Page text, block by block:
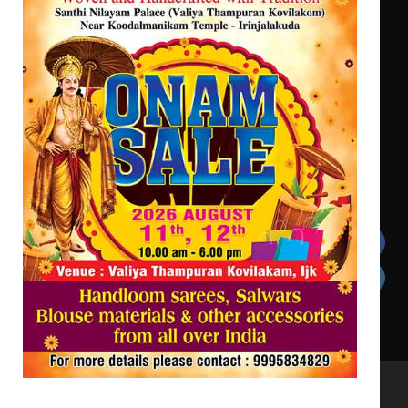
കവിതാ ചർച്ച കാട്ടൂർ, ടി. കെ.
ബാലൻ ഹാളിൽ 16ന്
ഇടത്തരം മഴയ്ക്കും കാറ്റിനും
സാധ്യത ഇരിങ്ങാലക്കുടയിൽ 4.4
മില്ലി മീറ്റർ മഴ ലഭിച്ചു
Get In Touch
Twitter Facebook
LinkedIn Instagram
YouTube
All Rights Reserved to irinjalakudalive.com Powered